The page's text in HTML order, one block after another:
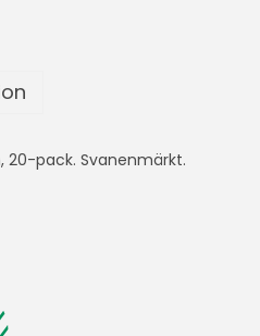
20-pack. Svanenmärkt.